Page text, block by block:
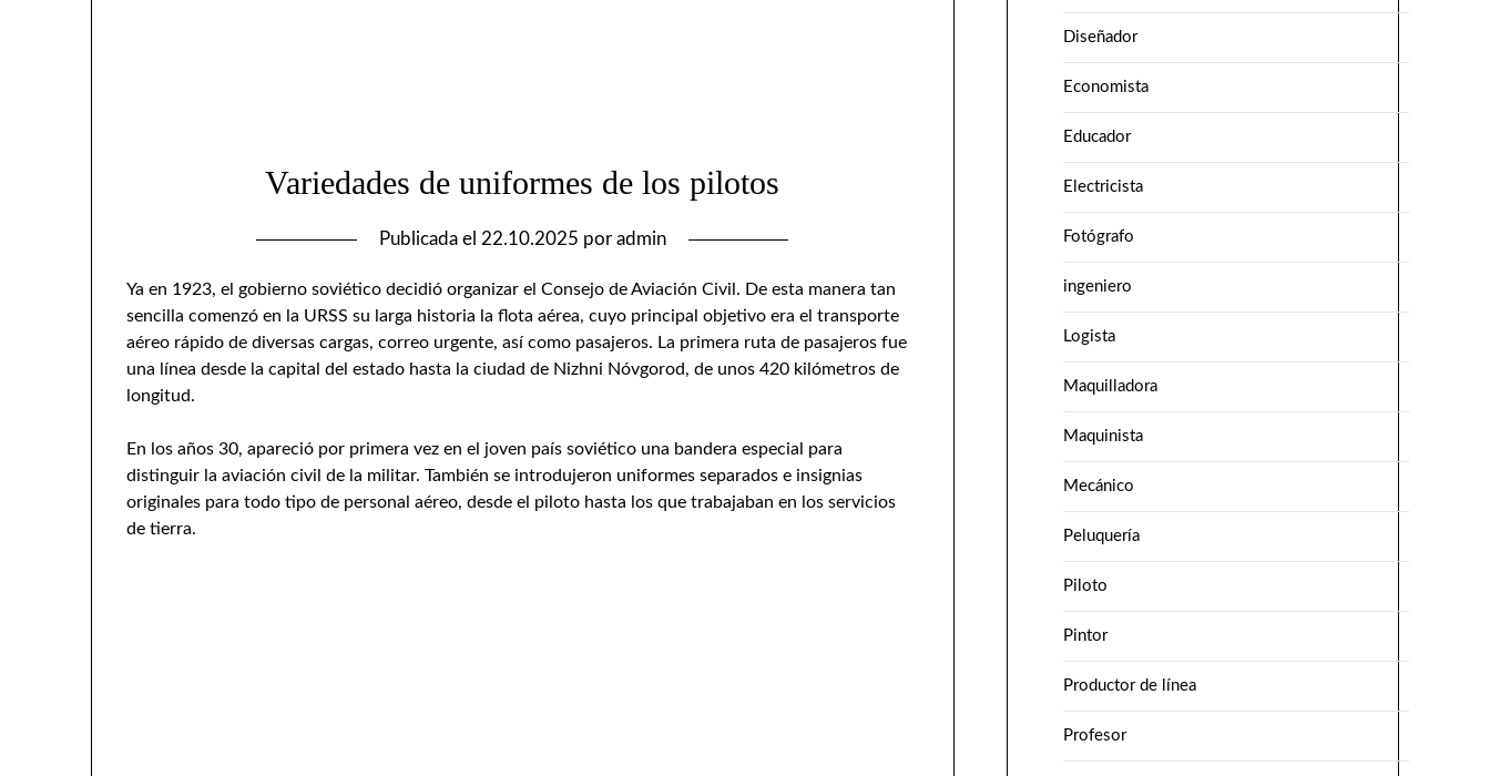
Variedades de uniformes de los pilotos
Publicada el 22.10.2025 por admin
Ya en 1923, el gobierno soviético decidió organizar el Consejo de Aviación Civil. De esta manera tan
sencilla comenzó en la URSS su larga historia la flota aérea, cuyo principal objetivo era el transporte
aéreo rápido de diversas cargas, correo urgente, así como pasajeros. La primera ruta de pasajeros fue
una línea desde la capital del estado hasta la ciudad de Nizhni Nóvgorod, de unos 420 kilómetros de
longitud.
En los años 30, apareció por primera vez en el joven país soviético una bandera especial para
distinguir la aviación civil de la militar. También se introdujeron uniformes separados e insignias
originales para todo tipo de personal aéreo, desde el piloto hasta los que trabajaban en los servicios
de tierra.
Diseñador
Economista
Educador
Electricista
Fotógrafo
ingeniero
Logista
Maquilladora
Maquinista
Mecánico
Peluquería
Piloto
Pintor
Productor de línea
Profesor